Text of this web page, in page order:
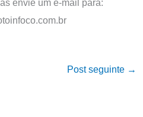
envie um e-mail para:
Post seguinte →